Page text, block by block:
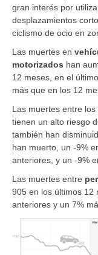
gran interés por
desplazamientos
ciclismo de ocio en
Las muertes en
motorizados han
12 meses, en el
más que en los 12
Las muertes entre los
tienen un alto riesgo
también han
han muerto, un -9%
anteriores, y un -9%
Las muertes entre
905 en los últimos 12
anteriores y un 7%